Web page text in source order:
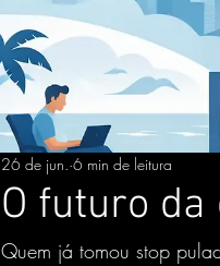
O futuro
26 de jun. 6 min de leitura
Quem já tomou stop